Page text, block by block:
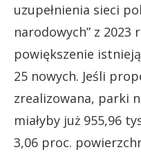
uzupełnienia sieci
narodowych” z 2023
powiększenie
25 nowych. Jeśli
zrealizowana, parki
miałyby już 955,96
3,06 proc.